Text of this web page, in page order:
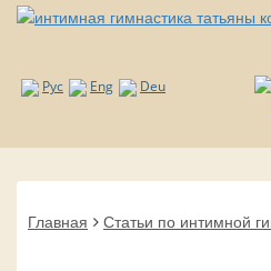
Рус Eng Deu
Главная Статьи по интимной